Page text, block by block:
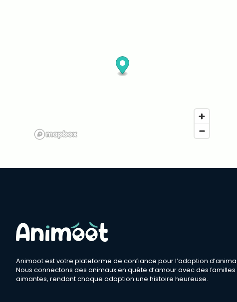
Animoot est votre plateforme de confiance pour l’adoption
Nous connectons des animaux en quête d’amour avec des familles
aimantes, rendant chaque adoption une histoire heureuse.